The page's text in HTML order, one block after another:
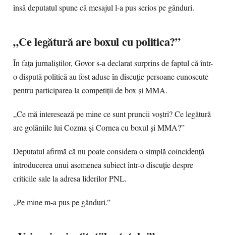
însă deputatul spune că mesajul l-a pus serios pe gânduri.
„Ce legătură are boxul cu politica?”
În fața jurnaliștilor, Govor s-a declarat surprins de faptul că într-
o dispută politică au fost aduse în discuție persoane cunoscute
pentru participarea la competiții de box și MMA.
„Ce mă interesează pe mine ce sunt pruncii voștri? Ce legătură
are golăniile lui Cozma și Cornea cu boxul și MMA?”
Deputatul afirmă că nu poate considera o simplă coincidență
introducerea unui asemenea subiect într-o discuție despre
criticile sale la adresa liderilor PNL.
„Pe mine m-a pus pe gânduri.”